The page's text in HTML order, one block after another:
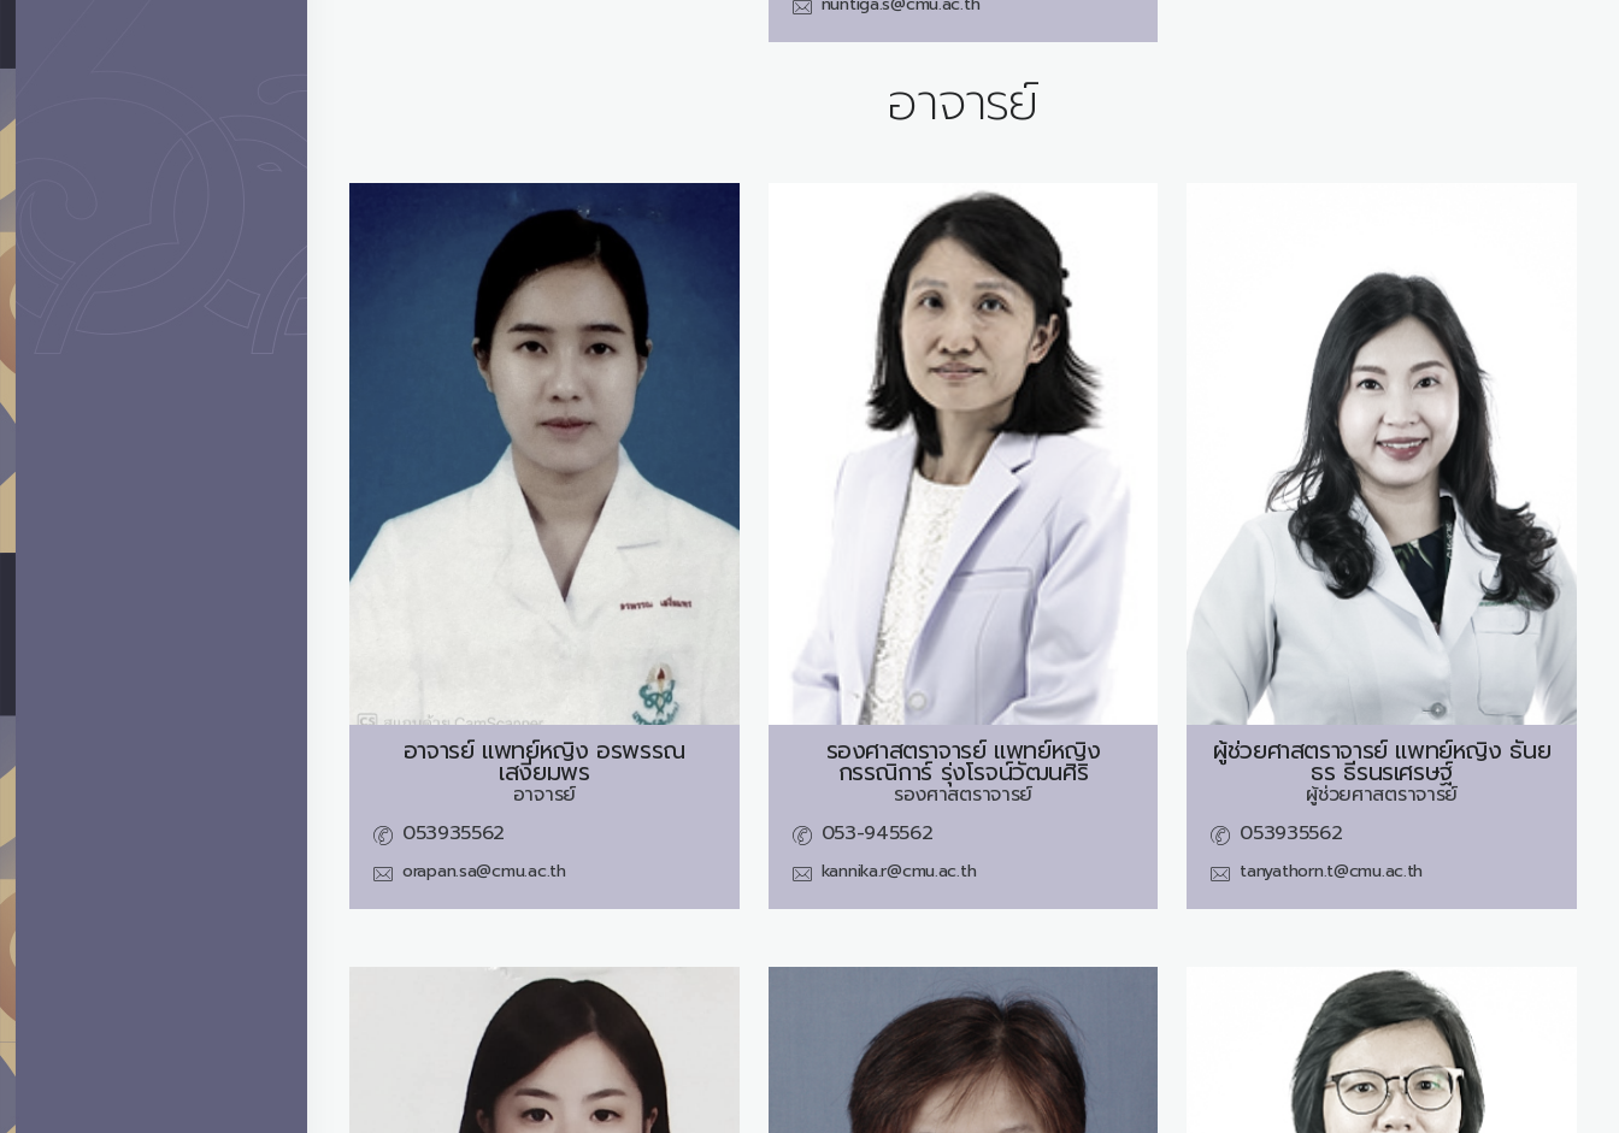
อาจารย์
อาจารย์ แพทย์หญิง อรพรรณ
เสงี่ยมพร
อาจารย์
053935562
orapan.sa@cmu.ac.th
รองศาสตราจารย์ แพทย์หญิง
กรรณิการ์ รุ่งโรจน์วัฒนศิริ
รองศาสตราจารย์
053-945562
kannika.r@cmu.ac.th
ผู้ช่วยศาสตราจารย์ แพทย์หญิง ธันย
ธร ธีรนรเศรษฐ์
ผู้ช่วยศาสตราจารย์
053935562
tanyathorn.t@cmu.ac.th